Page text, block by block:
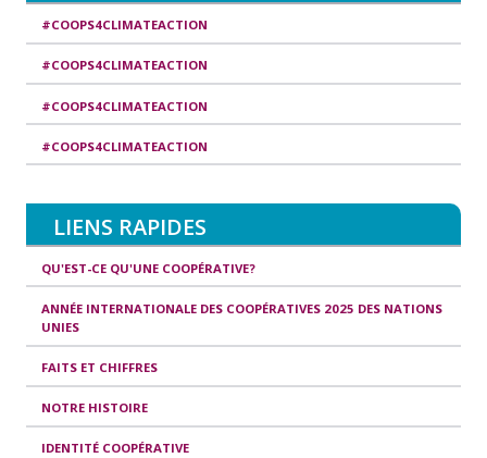
#COOPS4CLIMATEACTION
#COOPS4CLIMATEACTION
#COOPS4CLIMATEACTION
#COOPS4CLIMATEACTION
LIENS RAPIDES
QU'EST-CE QU'UNE COOPÉRATIVE?
ANNÉE INTERNATIONALE DES COOPÉRATIVES 2025 DES NATIONS
UNIES
FAITS ET CHIFFRES
NOTRE HISTOIRE
IDENTITÉ COOPÉRATIVE